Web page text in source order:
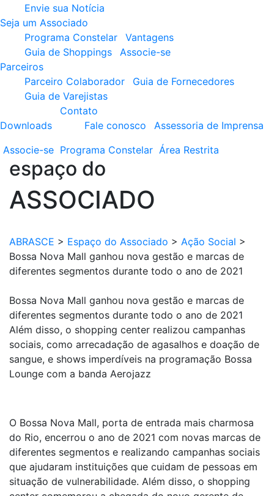
Envie sua Notícia
Seja um Associado
Programa Constelar
Vantagens
Guia de Shoppings
Associe-se
Parceiros
Parceiro Colaborador
Guia de Fornecedores
Guia de Varejistas
Downloads
Contato
Fale conosco
Assessoria de Imprensa
Associe-se Programa Constelar Área Restrita
espaço do
ASSOCIADO
ABRASCE > Espaço do Associado > Ação Social >
Bossa Nova Mall ganhou nova gestão e marcas de
diferentes segmentos durante todo o ano de 2021
Bossa Nova Mall ganhou nova gestão e marcas de
diferentes segmentos durante todo o ano de 2021
Além disso, o shopping center realizou campanhas
sociais, como arrecadação de agasalhos e doação de
sangue, e shows imperdíveis na programação Bossa
Lounge com a banda Aerojazz
O Bossa Nova Mall, porta de entrada mais charmosa
do Rio, encerrou o ano de 2021 com novas marcas de
diferentes segmentos e realizando campanhas sociais
que ajudaram instituições que cuidam de pessoas em
situação de vulnerabilidade. Além disso, o shopping